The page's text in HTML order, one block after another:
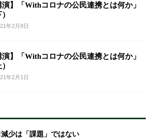
演】「Withコロナの公民連携とは何か」
年2月8日
演】「Withコロナの公民連携とは何か」
年2月1日
減少は「課題」ではない